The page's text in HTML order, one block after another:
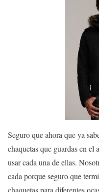
Seguro que ahora que ya
chaquetas que guardas en el
usar cada una de ellas.
cada porque seguro que
chaquetas para diferentes